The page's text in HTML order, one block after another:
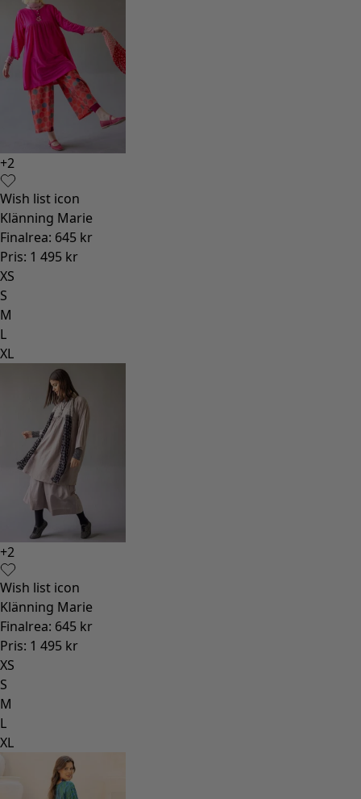
+2
Wish list icon
Klänning Marie
Finalrea: 645 kr
Pris: 1 495 kr
XS
S
M
L
XL
+2
Wish list icon
Klänning Marie
Finalrea: 645 kr
Pris: 1 495 kr
XS
S
M
L
XL